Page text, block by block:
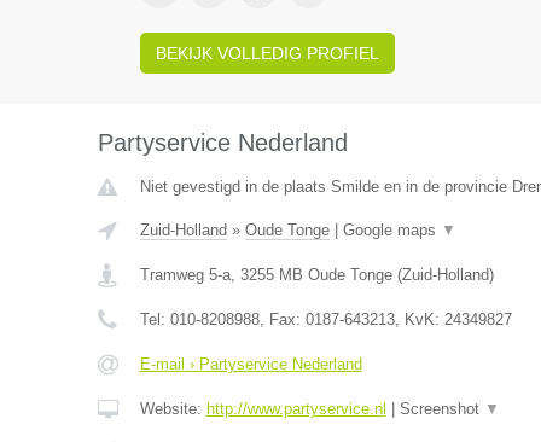
BEKIJK VOLLEDIG PROFIEL
Partyservice Nederland
Niet gevestigd in de plaats Smilde en in de provincie
Zuid-Holland » Oude Tonge| Google maps ▼
Tramweg 5-a, 3255 MB Oude Tonge(Zuid-Holland)
Tel: 010-8208988, Fax: 0187-643213, KvK: 24349827
E-mail › Partyservice Nederland
Website: http://www.partyservice.nl Screenshot ▼